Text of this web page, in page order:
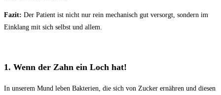
Fazit: Der Patient ist nicht nur rein mechanisch gut versorgt, sondern im
Einklang mit sich selbst und allem.
1. Wenn der Zahn ein Loch hat!
In unserem Mund leben Bakterien, die sich von Zucker ernähren und diesen